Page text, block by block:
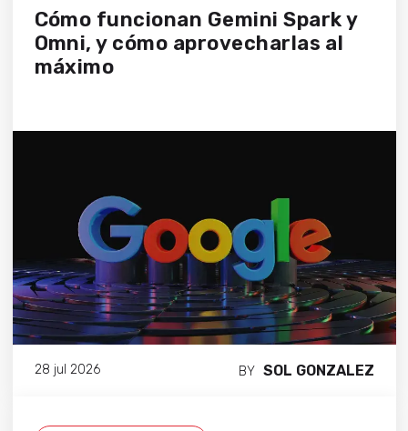
Cómo funcionan Gemini Spark y
Omni, y cómo aprovecharlas al
máximo
28 jul 2026 BY SOL GONZALEZ